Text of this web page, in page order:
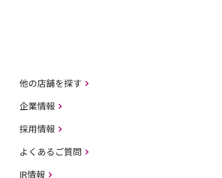
他の店舗を探す
企業情報
採用情報
よくあるご質問
IR情報